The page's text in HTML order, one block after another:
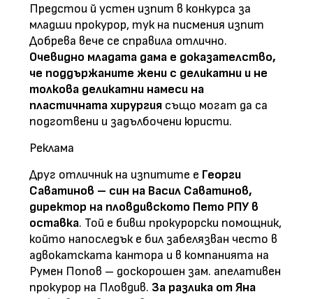
Предстои й устен изпит в конкурса за
младши прокурор, тук на писмения изпит
Добрева вече се справила отлично.
Очевидно младата дама е доказателство,
че поддържаните жени с деликатни и не
толкова деликатни намеси на
пластичната хирургия също могат да са
подготвени и задълбочени юристи.
Реклама
Друг отличник на изпитите е Георги
Саватинов – син на Васил Саватинов,
директор на пловдивското Пето РПУ в
оставка. Той е бивш прокурорски помощник,
който напоследък е бил забелязван често в
адвокатската кантора и в компанията на
Румен Попов – доскорошен зам. апелативен
прокурор на Пловдив. За разлика от Яна